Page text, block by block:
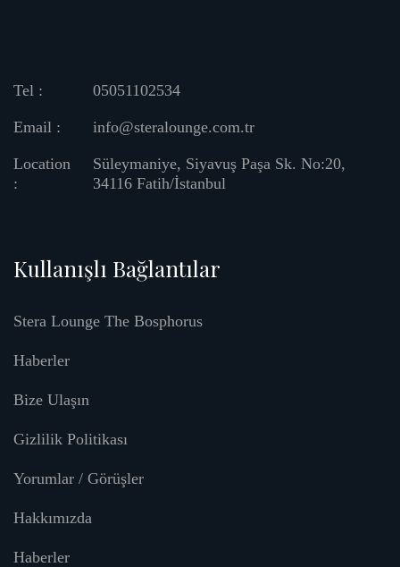
Tel : 05051102534
Email : info@steralounge.com.tr
Location
:
Süleymaniye, Siyavuş Paşa Sk. No:20,
34116 Fatih/İstanbul
Kullanışlı Bağlantılar
Stera Lounge The Bosphorus
Haberler
Bize Ulaşın
Gizlilik Politikası
Yorumlar / Görüşler
Hakkımızda
Haberler